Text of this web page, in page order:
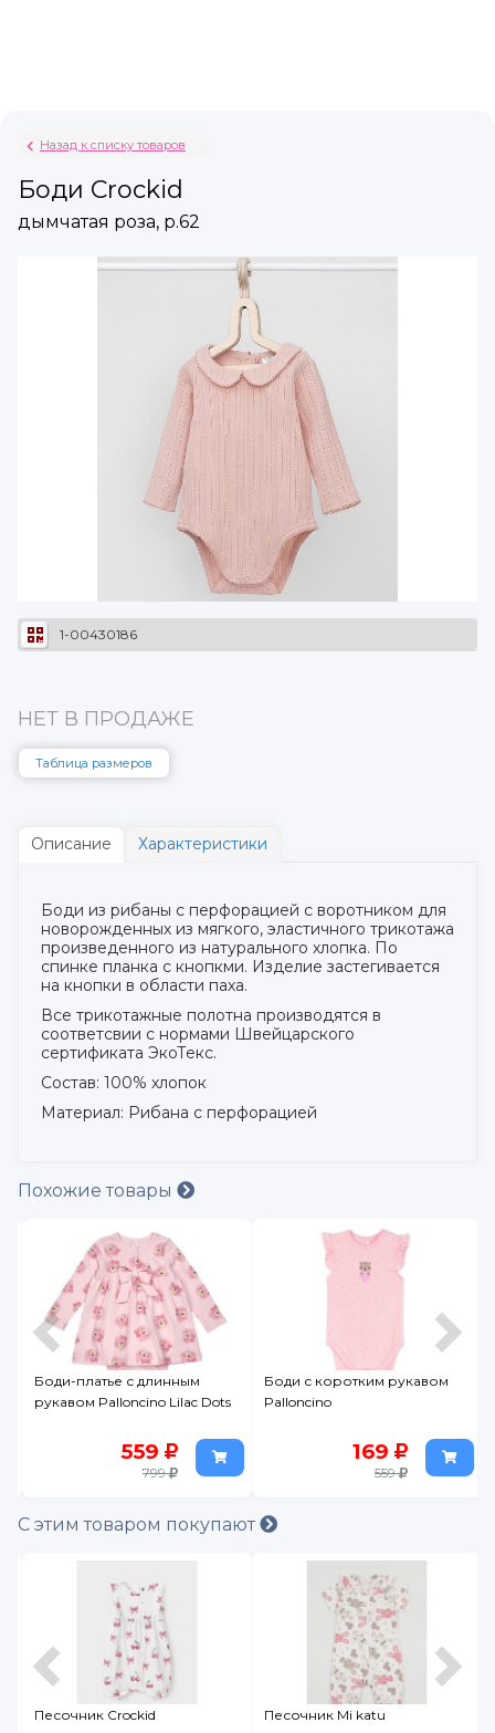
Назад к списку товаров
Боди Crockid
дымчатая роза, р.62
1-00430186
НЕТ В ПРОДАЖЕ
Таблица размеров
Описание Характеристики
Боди из рибаны с перфорацией с воротником для
новорожденных из мягкого, эластичного трикотажа
произведенного из натурального хлопка. По
спинке планка с кнопкми. Изделие застегивается
на кнопки в области паха.
Все трикотажные полотна производятся в
соответсвии с нормами Швейцарского
сертификата ЭкоТекс.
Состав: 100% хлопок
Материал: Рибана с перфорацией
Похожие товары
Боди-платье с длинным
рукавом Palloncino Lilac Dots
559
799
Боди с коротким рукавом
Palloncino
169
559
С этим товаром покупают
Песочник Crockid Песочник Mi katu